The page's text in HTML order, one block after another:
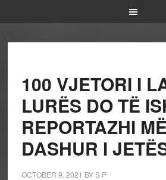
100 VJETORI I
LURËS DO TË
REPORTAZHI
DASHUR I
OCTOBER 9, 2021 BYS P